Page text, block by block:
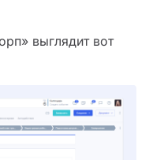
выглядит вот